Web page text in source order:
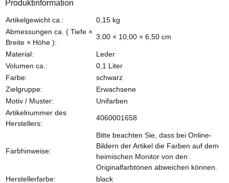
Produktinformation
Produkteigenschaft
Wert
Artikelgewicht ca.: 0,15 kg
Abmessungen ca. ( Tiefe ×
Breite × Höhe ):
3,00 × 10,00 × 6,50 cm
Material:
Leder
Volumen ca.:
0,1 Liter
Farbe:
schwarz
Zielgruppe:
Erwachsene
Motiv / Muster:
Unifarben
Artikelnummer des
Herstellers:
4060001658
Farbhinweise:
Bitte beachten Sie, dass bei Online-
Bildern der Artikel die Farben auf dem
heimischen Monitor von den
Originalfarbtönen abweichen können.
Herstellerfarbe:
black